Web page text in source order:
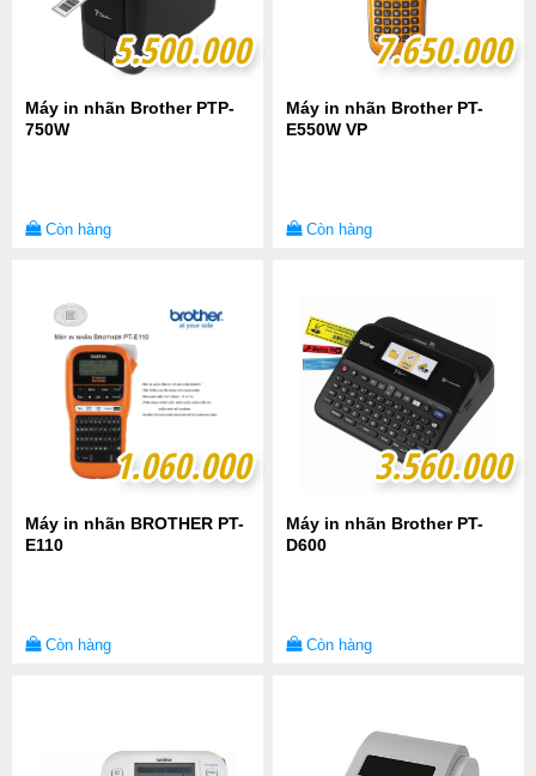
5.500.000
5.500.000
Máy in nhãn Brother PTP-
750W
Còn hàng
7.650.000
7.650.000
Máy in nhãn Brother PT-
E550W VP
Còn hàng
1.060.000
1.060.000
Máy in nhãn BROTHER PT-
E110
Còn hàng
3.560.000
3.560.000
Máy in nhãn Brother PT-
D600
Còn hàng